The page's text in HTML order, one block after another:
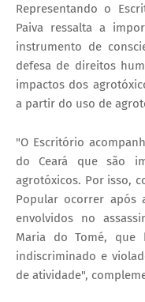
Representando o
Paiva ressalta a
instrumento de
defesa de direitos
impactos dos
a partir do uso de
"O Escritório
do Ceará que são
agrotóxicos. Por isso,
Popular ocorrer após
envolvidos no
Maria do Tomé, que
indiscriminado e
de atividade",